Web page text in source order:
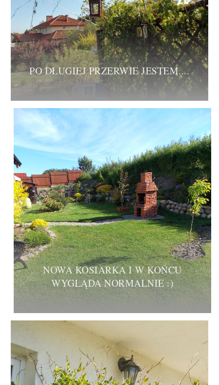
PO DŁUGIEJ PRZERWIE JESTEM....
NOWA KOSIARKA I W KOŃCU
WYGLĄDA NORMALNIE :)